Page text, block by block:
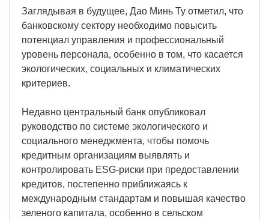
Заглядывая в будущее, Дао Минь Ту отметил, что
банковскому сектору необходимо повысить
потенциал управления и профессиональный
уровень персонала, особенно в том, что касается
экологических, социальных и климатических
критериев.
Недавно центральный банк опубликовал
руководство по системе экологического и
социального менеджмента, чтобы помочь
кредитным организациям выявлять и
контролировать ESG-риски при предоставлении
кредитов, постепенно приближаясь к
международным стандартам и повышая качество
зеленого капитала, особенно в сельском